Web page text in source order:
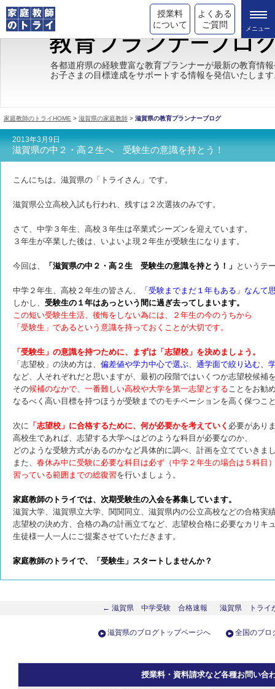
授業料
について
よくある
ご質問
トライの教育理念
成績が上がる理由
都道府県別情報
合格体験談
キャンペーン情報
受験情報
各都道府県の経験豊富な教育プランナーが最新の教育情
お子さまの目標達成をサポートする情報を発信いたしま
家庭教師のトライHOME > 滋賀県の家庭教師 > 滋賀県の教育プランナーブログ
2013年3月9日
滋賀県の中２・高２生へ 受験生の意識を持とう！
こんにちは。滋賀県の「トライさん」です。
滋賀県公立高校入試も行われ、残すは２次選抜のみです。
さて、中学３年生、高校３年生は卒業式シーズンを迎えています。
３年生が卒業した後は、いよいよ現２年生が受験生になります。
今回は、 「滋賀県の中２・高２生 受験生の意識を持とう！」 というテ
中学２年生、高校２年生の皆さん、
「受験までまだ１年もある」なんて
しかし、 受験生の１年はあっという間に過ぎ去ってしまいます。
この短い受験生生活、後悔をしない為には、２年生の今のうちから
「受験生」であるという意識を持っておくことが大切です。
「受験生」の意識を持つために、まずは「志望校」を決めましょう。
「志望校」の決め方は、 偏差値や学力中心で選ぶ、通学面で絞り込む、
など、人それぞれだと思いますが、最初の段階ではいくつか志望校候補
その候補のなかで、一番難しい高校や大学を第一志望とすることをお勧
なるべく高い目標を持つほうが受験までのモチベーションを高く保つこ
次に 「志望校」に合格するために、何が必要かを考えていく 必要があり
高校生であれば、志望する大学へはどのような科目が必要なのか、
どのような受験方式があるのかなど具体的に調べ、計画を立てていきま
また、 春休み中に受験に必要な科目は必ず（中学２年生の場合は５科目
習っている範囲までの総復習を行いましょう。
家庭教師のトライでは、次期受験生の入会を募集しています。
滋賀大学、滋賀県立大学、関関同立、滋賀県内の公立高校などの合格実
志望校の決め方、合格の為の計画立てなど、志望校合格に必要なカリキ
生徒様一人一人にご提案させていただきます。
家庭教師のトライで、「受験生」スタートしませんか？
← 滋賀県 中学受験 合格速報 滋賀県 トライ
滋賀県のブログトップページへ 全国のブロ
授業料・資料請求など各種お問い合